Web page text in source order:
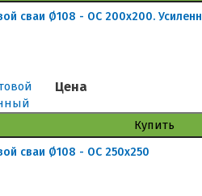
сваи Ø108 - ОС 200x200.
Цена
Купить
сваи Ø108 - ОС 250x250